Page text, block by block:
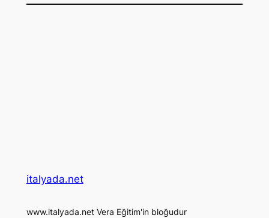
italyada.net
www.italyada.net Vera Eğitim'in bloğudur